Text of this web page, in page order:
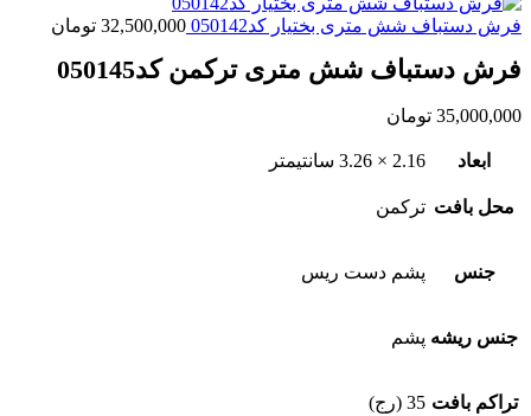
فرش دستباف شش متری بختیار کد050142 32,500,000 تومان
فرش دستباف شش متری ترکمن کد050145
35,000,000 تومان
ابعاد 2.16 × 3.26 سانتیمتر
محل بافت ترکمن
جنس پشم دست ریس
جنس ریشه پشم
تراکم بافت 35 (رج)